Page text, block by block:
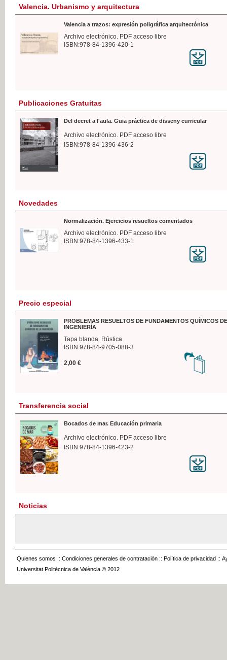
Valencia. Urbanismo y arquitectura
Valencia a trazos: expresión poligráfica arquitectónica
Archivo electrónico. PDF acceso libre
ISBN:978-84-1396-420-1
Publicaciones Gratuitas
Del decret a l'aula. Guia práctica de disseny curricular
Archivo electrónico. PDF acceso libre
ISBN:978-84-1396-436-2
Novedades
Normalización. Ejercicios resueltos comentados
Archivo electrónico. PDF acceso libre
ISBN:978-84-1396-433-1
Precio especial
PROBLEMAS RESUELTOS DE FUNDAMENTOS QUÍMICOS
INGENIERÍA
Tapa blanda. Rústica
ISBN:978-84-9705-088-3
2,00 €
Transferencia social
Bocados de mar. Educación primaria
Archivo electrónico. PDF acceso libre
ISBN:978-84-1396-423-2
Noticias
Quienes somos :: Condiciones generales de contratación :: Política de privacidad ::
Universitat Politècnica de València © 2012